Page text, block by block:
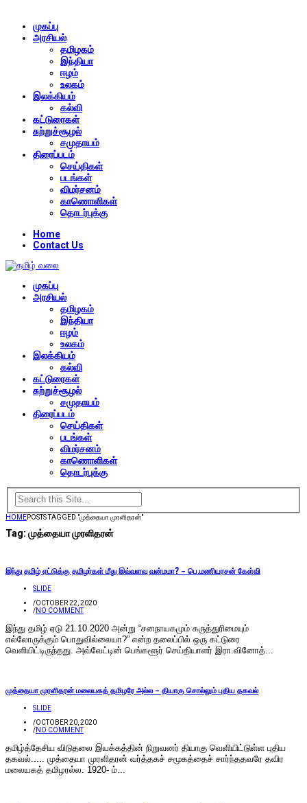
முகப்பு
அரசியல்
தமிழகம்
இந்தியா
ஈழம்
உலகம்
இலக்கியம்
கல்வி
கட்டுரைகள்
சுற்றுச்சூழல்
சமுதாயம்
திரைப்படம்
செய்திகள்
படங்கள்
விமர்சனம்
காணொளிகள்
தொடர்புக்கு
Home
Contact Us
முகப்பு
அரசியல்
தமிழகம்
இந்தியா
ஈழம்
உலகம்
இலக்கியம்
கல்வி
கட்டுரைகள்
சுற்றுச்சூழல்
சமுதாயம்
திரைப்படம்
செய்திகள்
படங்கள்
விமர்சனம்
காணொளிகள்
தொடர்புக்கு
HOMEPOSTS TAGGED "முத்தையா முரளிதரன்"
Tag: முத்தையா முரளிதரன்
இந்து தமிழ் ஏட்டுக்கு தமிழர்கள் மீது இவ்வளவு வன்மமா? – பெ.மணியரசன் கேள்வி
SLIDE
/OCTOBER 22, 2020
/NO COMMENT
இந்து தமிழ் ஏடு 21.10.2020 அன்று “சனநாயகமும் கருத்துரிமையும்
எல்லோருக்கும் பொதுவில்லையா?” என்ற தலைப்பில் ஒரு கட்டுரை
வெளியிட்டிருந்தது. அவ்வேட்டின் பெங்களூர் செய்தியாளர் இரா.வினோத்...
முத்தையா முரளிதரன் மலையகத் தமிழரே அல்ல – தியாகு சொல்லும் புதிய தகவல்
SLIDE
/OCTOBER 20, 2020
/NO COMMENT
தமிழ்த்தேசிய விடுதலை இயக்கத்தின் நிறுவனர் தியாகு வெளியிட்டுள்ள புதிய
தகவல்..... முத்தையா முரளிதரன் வர்த்தகச் சமூகத்தைச் சார்ந்ததவரே தவிர
மலையகத் தமிழரல்ல. 1920- ம்...